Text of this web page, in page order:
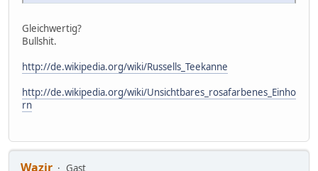
Gleichwertig?
Bullshit.
http://de.wikipedia.org/wiki/Russells_Teekanne
http://de.wikipedia.org/wiki/Unsichtbares_rosafarbenes_Einho
rn
Wazir
Gast